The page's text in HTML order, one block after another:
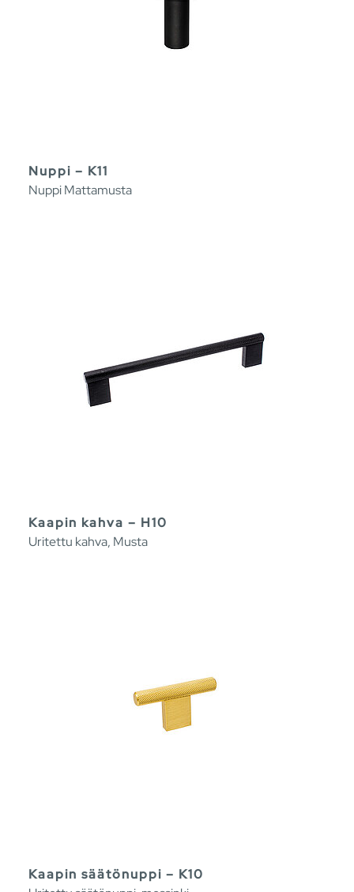
Nuppi – K11
Nuppi Mattamusta
Kaapin kahva – H10
Uritettu kahva, Musta
Kaapin säätönuppi – K10